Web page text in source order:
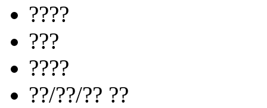
????
???
????
??/??/?? ??